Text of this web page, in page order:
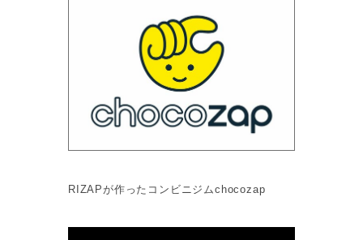
RIZAPが作ったコンビニジムchocozap